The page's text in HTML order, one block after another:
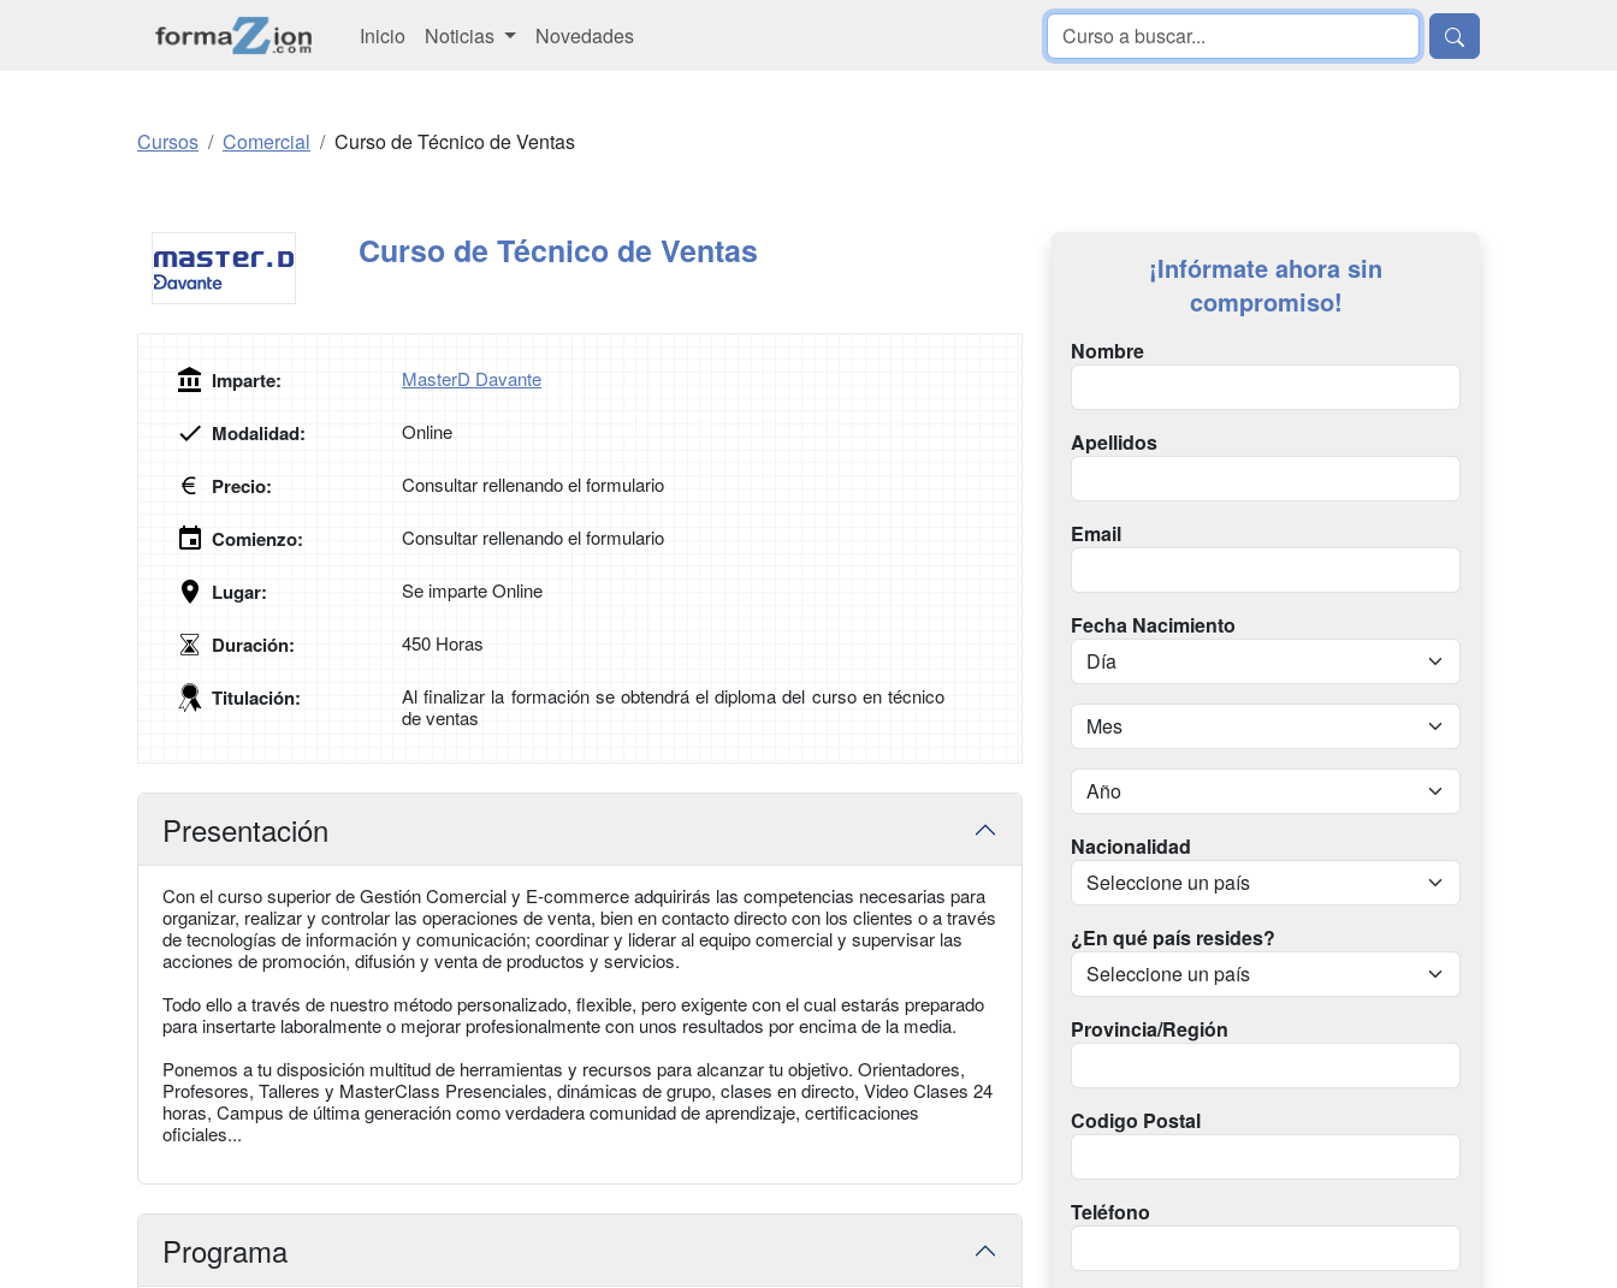
Inicio Noticias Novedades
Cursos Comercial Curso de Técnico de Ventas
Curso de Técnico de Ventas
Imparte: MasterD Davante
Modalidad: Online
Precio: Consultar rellenando el formulario
Comienzo: Consultar rellenando el formulario
Lugar: Se imparte Online
Duración: 450 Horas
Titulación:
Al finalizar la formación se obtendrá el diploma del curso en técnico
de ventas
Presentación
Con el curso superior de Gestión Comercial y E-commerce adquirirás las competencias necesarias para
organizar, realizar y controlar las operaciones de venta, bien en contacto directo con los clientes o a través
de tecnologías de información y comunicación; coordinar y liderar al equipo comercial y supervisar las
acciones de promoción, difusión y venta de productos y servicios.
Todo ello a través de nuestro método personalizado, flexible, pero exigente con el cual estarás preparado
para insertarte laboralmente o mejorar profesionalmente con unos resultados por encima de la media.
Ponemos a tu disposición multitud de herramientas y recursos para alcanzar tu objetivo. Orientadores,
Profesores, Talleres y MasterClass Presenciales, dinámicas de grupo, clases en directo, Video Clases 24
horas, Campus de última generación como verdadera comunidad de aprendizaje, certificaciones
oficiales...
Programa
¡Infórmate ahora sin
compromiso!
Nombre
Apellidos
Email
Fecha Nacimiento
Nacionalidad
¿En qué país resides?
Provincia/Región
Codigo Postal
Teléfono